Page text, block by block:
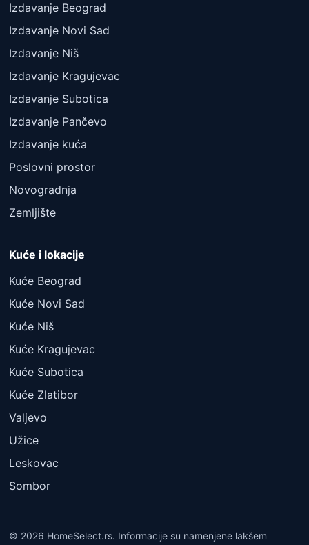
Izdavanje Beograd
Izdavanje Novi Sad
Izdavanje Niš
Izdavanje Kragujevac
Izdavanje Subotica
Izdavanje Pančevo
Izdavanje kuća
Poslovni prostor
Novogradnja
Zemljište
Kuće i lokacije
Kuće Beograd
Kuće Novi Sad
Kuće Niš
Kuće Kragujevac
Kuće Subotica
Kuće Zlatibor
Valjevo
Užice
Leskovac
Sombor
© 2026 HomeSelect.rs. Informacije su namenjene lakšem